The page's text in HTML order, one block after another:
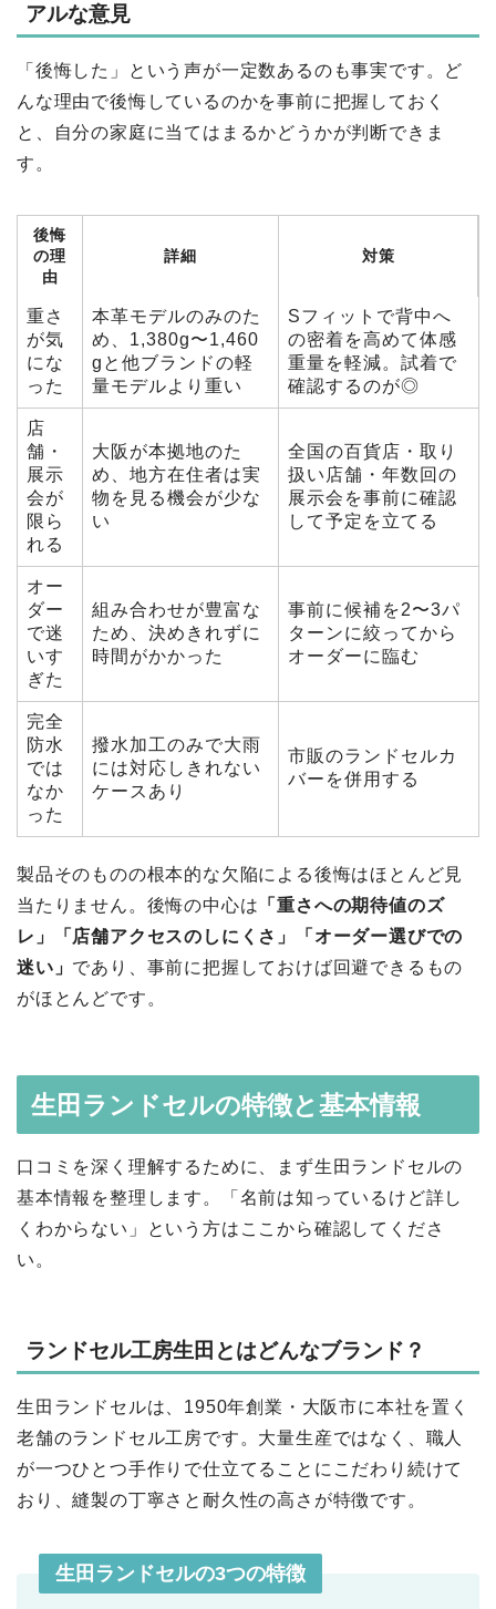
アルな意見
「後悔した」という声が一定数あるのも事実です。ど
んな理由で後悔しているのかを事前に把握しておく
と、自分の家庭に当てはまるかどうかが判断できま
す。
後悔
の理
由
詳細 対策
重さ
が気
にな
った
本革モデルのみのた
め、1,380g〜1,460
gと他ブランドの軽
量モデルより重い
Sフィットで背中へ
の密着を高めて体感
重量を軽減。試着で
確認するのが◎
店
舗・
展示
会が
限ら
れる
大阪が本拠地のた
め、地方在住者は実
物を見る機会が少な
い
全国の百貨店・取り
扱い店舗・年数回の
展示会を事前に確認
して予定を立てる
オー
ダー
で迷
いす
ぎた
組み合わせが豊富な
ため、決めきれずに
時間がかかった
事前に候補を2〜3パ
ターンに絞ってから
オーダーに臨む
完全
防水
では
なか
った
撥水加工のみで大雨
には対応しきれない
ケースあり
市販のランドセルカ
バーを併用する
製品そのものの根本的な欠陥による後悔はほとんど見
当たりません。後悔の中心は 「重さへの期待値のズ
レ」「店舗アクセスのしにくさ」「オーダー選びでの
迷い」 であり、事前に把握しておけば回避できるもの
がほとんどです。
生田ランドセルの特徴と基本情報
口コミを深く理解するために、まず生田ランドセルの
基本情報を整理します。「名前は知っているけど詳し
くわからない」という方はここから確認してくださ
い。
ランドセル工房生田とはどんなブランド？
生田ランドセルは、1950年創業・大阪市に本社を置く
老舗のランドセル工房です。大量生産ではなく、職人
が一つひとつ手作りで仕立てることにこだわり続けて
おり、縫製の丁寧さと耐久性の高さが特徴です。
生田ランドセルの3つの特徴